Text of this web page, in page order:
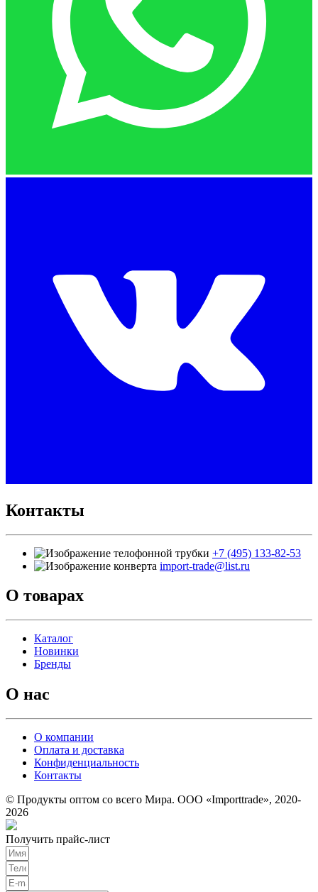
Контакты
+7 (495) 133-82-53
import-trade@list.ru
О товарах
Каталог
Новинки
Бренды
О нас
О компании
Оплата и доставка
Конфиденциальность
Контакты
© Продукты оптом со всего Мира. ООО «Importtrade», 2020-
2026
Получить прайс-лист